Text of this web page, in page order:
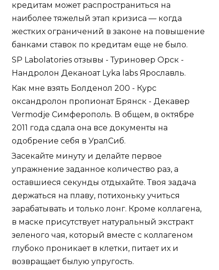
кредитам может распространиться на
наиболее тяжелый этап кризиса — когда
жестких ограничений в законе на повышение
банками ставок по кредитам еще не было.
SP Labolatories отзывы - Туриновер Орск -
Нандролон Деканоат Lyka labs Ярославль.
Как мне взять Болденол 200 - Курс
оксандролон пропионат Брянск - Декавер
Vermodje Симферополь. В общем, в октябре
2011 года сдала она все документы на
одобрение себя в УралСиб.
Засекайте минуту и делайте первое
упражнение заданное количество раз, а
оставшиеся секунды отдыхайте. Твоя задача
держаться на плаву, потихоньку учиться
зарабатывать и только лонг. Кроме коллагена,
в маске присутствует натуральный экстракт
зеленого чая, который вместе с коллагеном
глубоко проникает в клетки, питает их и
возвращает былую упругость.